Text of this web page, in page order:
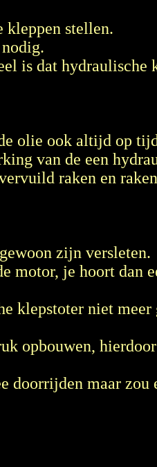
kleppen stellen.
is dat hydraulische
olie ook altijd op
van de een
raken en
zijn versleten.
motor, je hoort dan
klepstoter niet
opbouwen,
doorrijden maar zou